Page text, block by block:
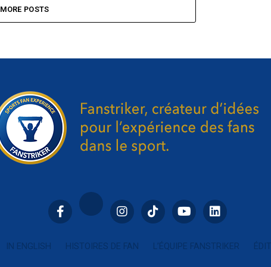
MORE POSTS
IN ENGLISH HISTOIRES DE FAN L’ÉQUIPE FANSTRIKER